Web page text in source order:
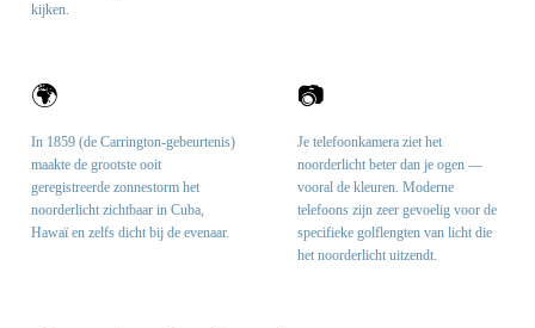
kijken.
🌍
In 1859 (de Carrington-gebeurtenis)
maakte de grootste ooit
geregistreerde zonnestorm het
noorderlicht zichtbaar in Cuba,
Hawaï en zelfs dicht bij de evenaar.
📷
Je telefoonkamera ziet het
noorderlicht beter dan je ogen —
vooral de kleuren. Moderne
telefoons zijn zeer gevoelig voor de
specifieke golflengten van licht die
het noorderlicht uitzendt.